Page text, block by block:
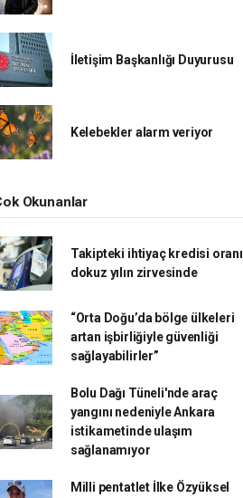
İletişim Başkanlığı Duyurusu
Kelebekler alarm veriyor
Okunanlar
Takipteki ihtiyaç kredisi oranı
dokuz yılın zirvesinde
“Orta Doğu’da bölge ülkeleri
artan işbirliğiyle güvenliği
sağlayabilirler”
Bolu Dağı Tüneli'nde araç
yangını nedeniyle Ankara
istikametinde ulaşım
sağlanamıyor
Milli pentatlet İlke Özyüksel